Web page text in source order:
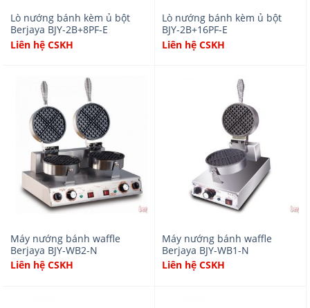
Lò nướng bánh kèm ủ bột
Berjaya BJY-2B+8PF-E
Liên hệ CSKH
Lò nướng bánh kèm ủ bột
BJY-2B+16PF-E
Liên hệ CSKH
Máy nướng bánh waffle
Berjaya BJY-WB2-N
Liên hệ CSKH
Máy nướng bánh waffle
Berjaya BJY-WB1-N
Liên hệ CSKH